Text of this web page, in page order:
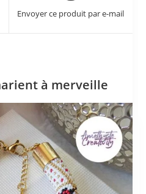
Envoyer ce produit par e-mail
à merveille